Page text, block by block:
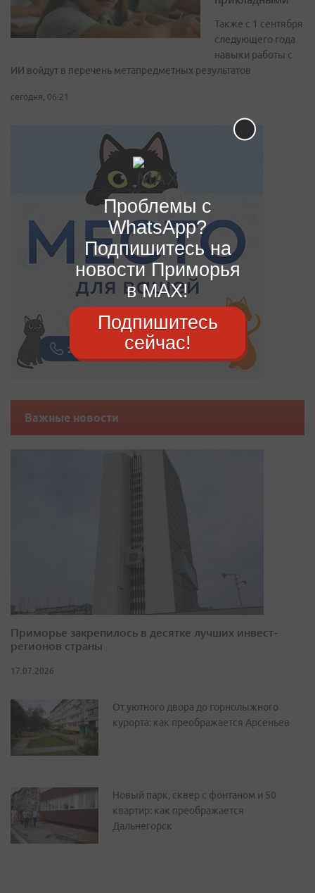
Также с 1 сентября
следующего года
навыки работы с
ИИ войдут в перечень метапредметных результатов
сегодня, 06:21
Важные новости
Приморье закрепилось в десятке лучших инвест-
регионов страны
17.07.2026
От уютного двора до горнолыжного
курорта: как преображается Арсеньев
Новый парк, сквер с фонтаном и 50
квартир: как преображается
Дальнегорск
Проблемы с
WhatsApp?
Подпишитесь на
новости Приморья
в MAX!
Подпишитесь
сейчас!